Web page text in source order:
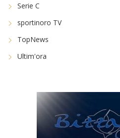
Serie C
sportinoro TV
TopNews
Ultim'ora